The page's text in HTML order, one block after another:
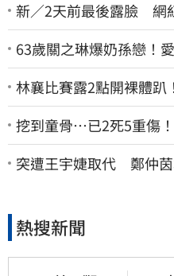
新／2天前最後露臉 網
63歲關之琳爆奶孫戀！
林襄比賽露2點開裸體趴
挖到童骨…已2死5重傷
畫面曝光」
突遭王宇婕取代 鄭仲
熱搜新聞